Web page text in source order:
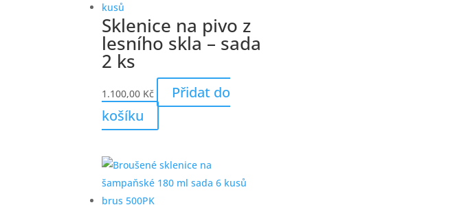
Sklenice na pivo z
lesního skla – sada
2 ks
1.100,00 Kč
Přidat do
košíku